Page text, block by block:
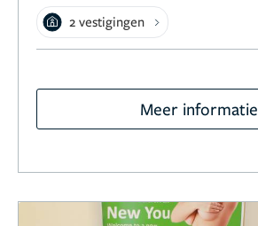
2 vestigingen
Meer informatie